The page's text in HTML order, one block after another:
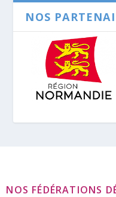
NOS
NOS FÉDÉRATIONS